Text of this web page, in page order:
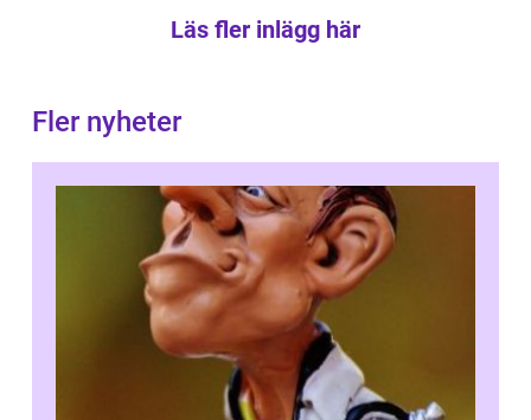
Läs fler inlägg här
Fler nyheter